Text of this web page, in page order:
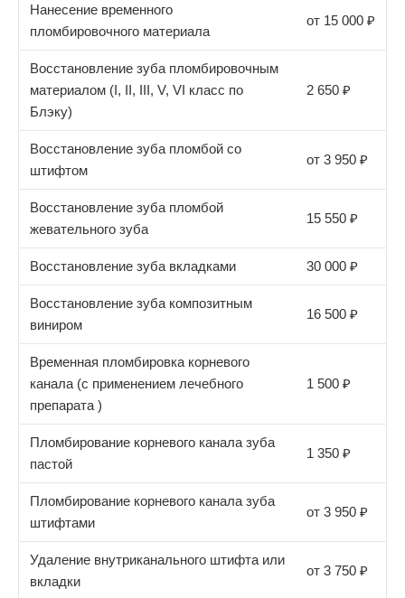
Нанесение временного
пломбировочного материала
от 15 000 ₽
Восстановление зуба пломбировочным
материалом (I, II, III, V, VI класс по
Блэку)
2 650 ₽
Восстановление зуба пломбой со
штифтом
от 3 950 ₽
Восстановление зуба пломбой
жевательного зуба
15 550 ₽
Восстановление зуба вкладками 30 000 ₽
Восстановление зуба композитным
виниром
16 500 ₽
Временная пломбировка корневого
канала (с применением лечебного
препарата )
1 500 ₽
Пломбирование корневого канала зуба
пастой
1 350 ₽
Пломбирование корневого канала зуба
штифтами
от 3 950 ₽
Удаление внутриканального штифта или
вкладки
от 3 750 ₽